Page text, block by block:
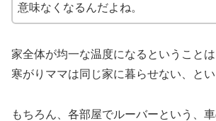
意味なくなるんだよね。
家全体が均一な温度になるということ
寒がりママは同じ家に暮らせない、とい
もちろん、各部屋でルーバーという、